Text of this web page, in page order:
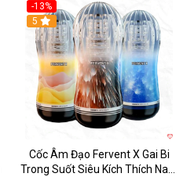
-13%
Hot
5
Cốc Âm Đạo Fervent X Gai Bi
Trong Suốt Siêu Kích Thích Nam